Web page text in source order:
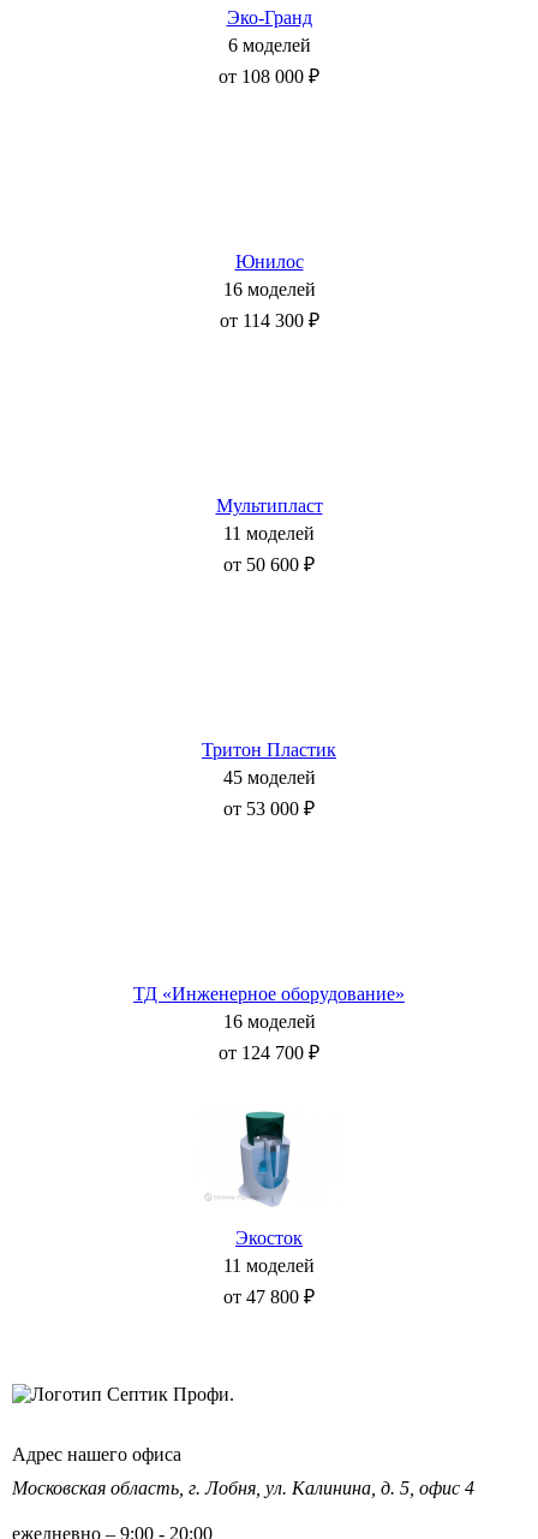
Эко-Гранд
6 моделей
от 108 000 ₽
Юнилос
16 моделей
от 114 300 ₽
Мультипласт
11 моделей
от 50 600 ₽
Тритон Пластик
45 моделей
от 53 000 ₽
ТД «Инженерное оборудование»
16 моделей
от 124 700 ₽
Экосток
11 моделей
от 47 800 ₽
Адрес нашего офиса
Московская область, г. Лобня, ул. Калинина, д. 5, офис 4
ежедневно – 9:00 - 20:00